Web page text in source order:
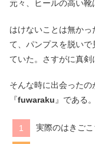
元々、ヒールの高い靴
はけないことは無かっ
て、パンプスを脱い
ていた。さすがに真剣
そんな時に出会った
『fuwaraku』である。
実際のはきご